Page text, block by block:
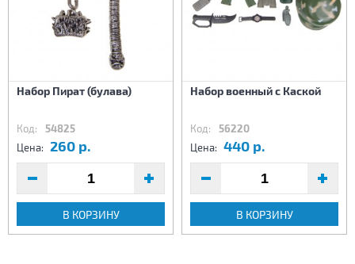
Набор Пират (булава)
Код: 54825
Цена: 260 р.
В КОРЗИНУ
Набор военный с Каской
Код: 56220
Цена: 440 р.
В КОРЗИНУ